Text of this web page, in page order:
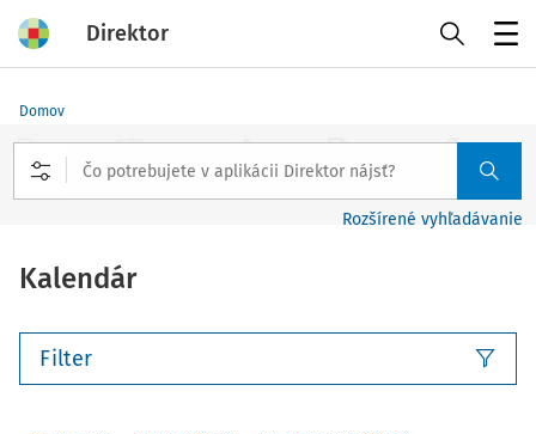
Direktor
Domov
Rozšírené vyhľadávanie
Kalendár
Filter